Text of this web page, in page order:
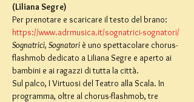
(Liliana Segre)
Per prenotare e scaricare il testo del brano:
https://www.adrmusica.it/sognatrici-sognatori/
Sognatrici, Sognatori è uno spettacolare chorus-
flashmob dedicato a Liliana Segre e aperto ai
bambini e ai ragazzi di tutta la città.
Sul palco, I Virtuosi del Teatro alla Scala. In
programma, oltre al chorus-flashmob, tre